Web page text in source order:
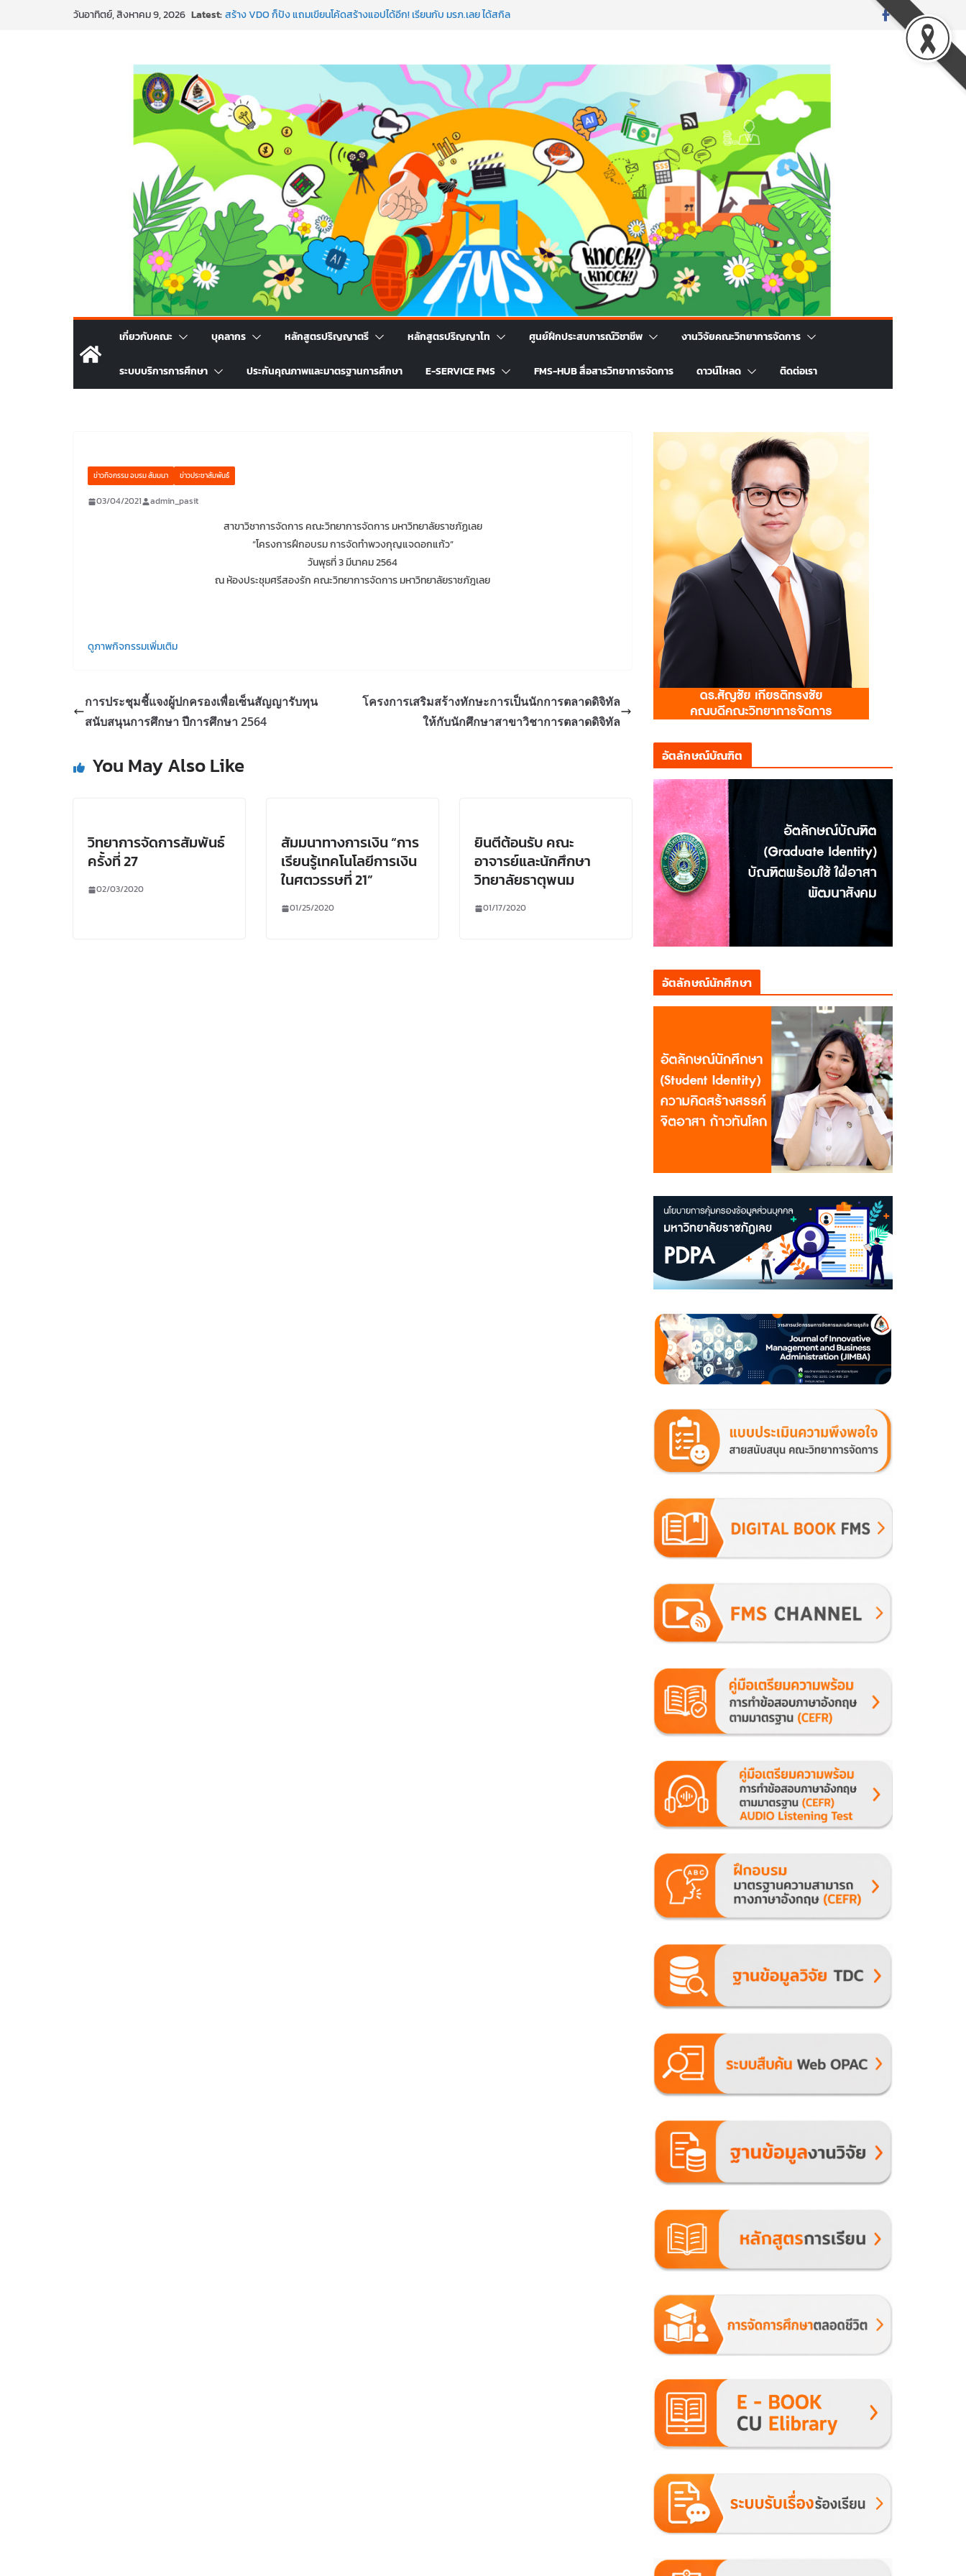
วันอาทิตย์, สิงหาคม 9, 2026 Latest:สร้าง VDO ก็ปัง แถมเขียนโค้ดสร้างแอปได้อีก! เรียนกับ มรภ.เลย ได้สกิล
พาธุรกิจท้องถิ่นสู่ตลาดโลก ด้วยเทคโนโลยี AI!
SMEs ยุคนี้ ถ้าไม่ใช้ AI ถือว่าพลาดมาก!
เกี่ยวกับคณะ บุคลากร หลักสูตรปริญญาตรี หลักสูตรปริญญาโท ศูนย์ฝึกประสบการณ์วิชาชีพ งานวิจัยคณะวิทยาการจัดการ
ระบบบริการการศึกษา ประกันคุณภาพและมาตรฐานการศึกษา E-SERVICE FMS FMS-HUB สื่อสารวิทยาการจัดการ ดาวน์โหลด ติดต่อเรา
ข่าวกิจกรรม อบรม สัมมนา ข่าวประชาสัมพันธ์
03/04/2021 admin_pasit
สาขาวิชาการจัดการ คณะวิทยาการจัดการ มหาวิทยาลัยราชภัฏเลย
“โครงการฝึกอบรม การจัดทำพวงกุญแจดอกแก้ว”
วันพุธที่ 3 มีนาคม 2564
ณ ห้องประชุมศรีสองรัก คณะวิทยาการจัดการ มหาวิทยาลัยราชภัฎเลย
ดูภาพกิจกรรมเพิ่มเติม
การประชุมชี้แจงผู้ปกครองเพื่อเซ็นสัญญารับทุน
สนับสนุนการศึกษา ปีการศึกษา 2564
โครงการเสริมสร้างทักษะการเป็นนักการตลาดดิจิทัล
ให้กับนักศึกษาสาขาวิชาการตลาดดิจิทัล
You May Also Like
วิทยาการจัดการสัมพันธ์
ครั้งที่ 27
02/03/2020
สัมมนาทางการเงิน “การ
เรียนรู้เทคโนโลยีการเงิน
ในศตวรรษที่ 21”
01/25/2020
ยินตีต้อนรับ คณะ
อาจารย์และนักศึกษา
วิทยาลัยธาตุพนม
01/17/2020
อัตลักษณ์บัณฑิต
อัตลักษณ์นักศึกษา